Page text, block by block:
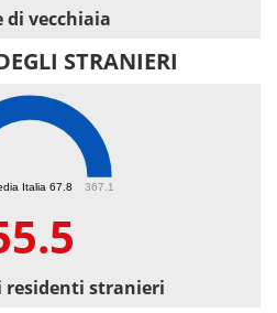
di vecchiaia
STRANIERI
Italia 67.8 367.1
residenti stranieri